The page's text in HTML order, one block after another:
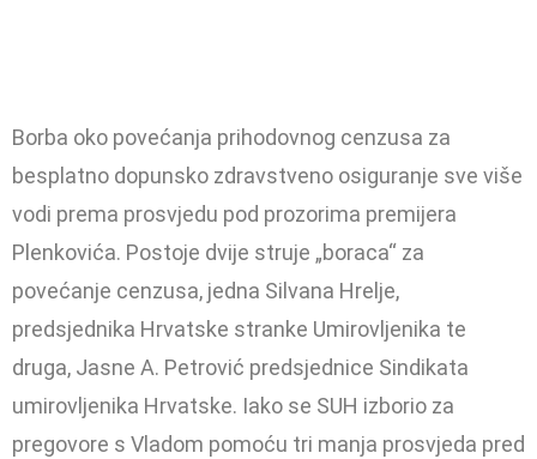
Borba oko povećanja prihodovnog cenzusa za
besplatno dopunsko zdravstveno osiguranje sve više
vodi prema prosvjedu pod prozorima premijera
Plenkovića. Postoje dvije struje „boraca“ za
povećanje cenzusa, jedna Silvana Hrelje,
predsjednika Hrvatske stranke Umirovljenika te
druga, Jasne A. Petrović predsjednice Sindikata
umirovljenika Hrvatske. Iako se SUH izborio za
pregovore s Vladom pomoću tri manja prosvjeda pred